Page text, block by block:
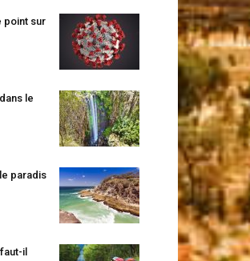
point sur
le
paradis
il